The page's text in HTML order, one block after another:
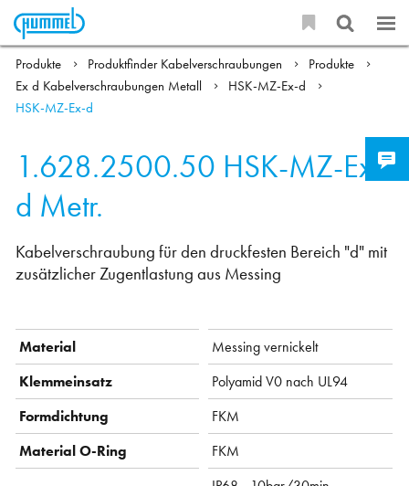
Produkte Produktfinder Kabelverschraubungen
Produkte
Ex d Kabelverschraubungen Metall
HSK-MZ-Ex-d
HSK-MZ-Ex-d
1.628.2500.50 HSK-MZ-Ex-
d Metr.
Kabelverschraubung für den druckfesten Bereich "d" mit
zusätzlicher Zugentlastung aus Messing
Material
Messing vernickelt
Klemmeinsatz
Polyamid V0 nach UL94
Formdichtung
FKM
Material O-Ring
FKM